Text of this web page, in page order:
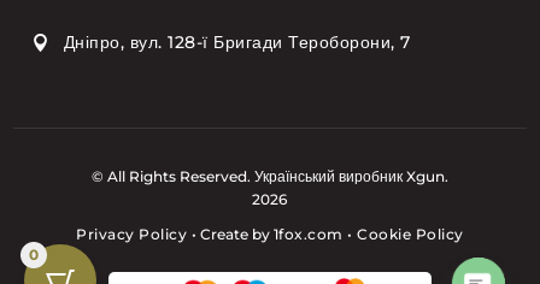
 Дніпро, вул. 128-ї Бригади Тероборони, 7
© All Rights Reserved. Український виробник Xgun.
2026
Privacy Policy • Create by 1fox.com•Cookie Policy
0